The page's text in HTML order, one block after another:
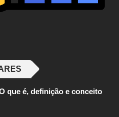
que é, definição e conceito